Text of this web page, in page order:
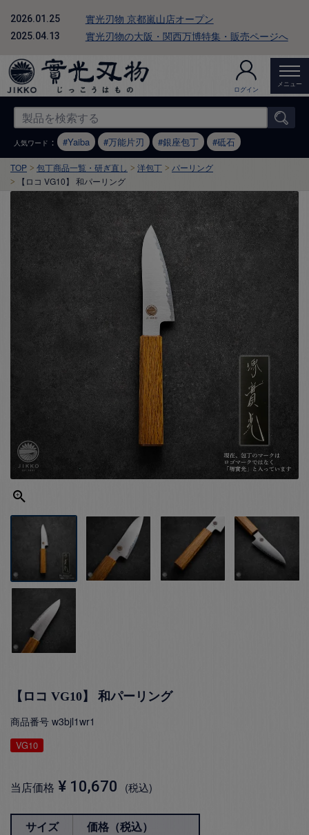
2026.01.25 實光刃物 京都嵐山店オープン
2025.04.13 實光刃物の大阪・関西万博特集・販売ページへ
ログイン
メニュー
人気ワード ： Yaiba 万能片刃 銀座包丁 砥石
TOP 包丁商品一覧・研ぎ直し 洋包丁
パーリング
【ロコ VG10】 和パーリング
【ロコ VG10】 和パーリング
商品番号 w3bjl1wr1
VG10
当店価格 ¥ 10,670 税込
サイズ
価格（税込）